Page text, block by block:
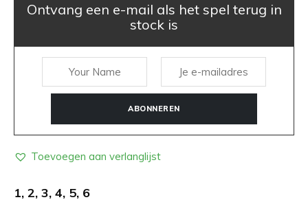
Ontvang een e-mail als het spel terug in
stock is
ABONNEREN
Toevoegen aan verlanglijst
1, 2, 3, 4, 5, 6